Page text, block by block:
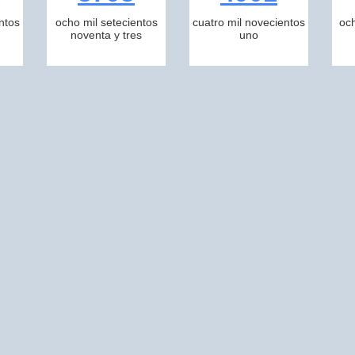
ocho mil setecientos
noventa y tres
cuatro mil novecientos
uno